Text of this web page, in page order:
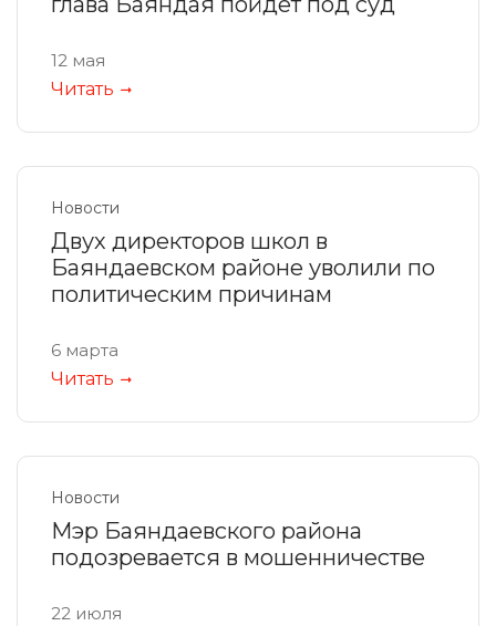
12 мая
Читать
Новости
Двух директоров школ в
Баяндаевском районе уволили по
политическим причинам
6 марта
Читать
Новости
Мэр Баяндаевского района
подозревается в мошенничестве
22 июля